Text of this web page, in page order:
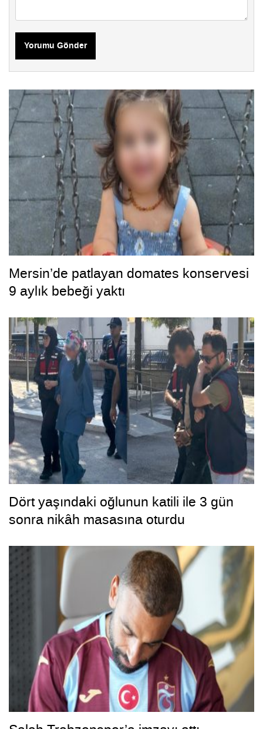
Yorumu Gönder
Mersin’de patlayan domates konservesi
9 aylık bebeği yaktı
Dört yaşındaki oğlunun katili ile 3 gün
sonra nikâh masasına oturdu